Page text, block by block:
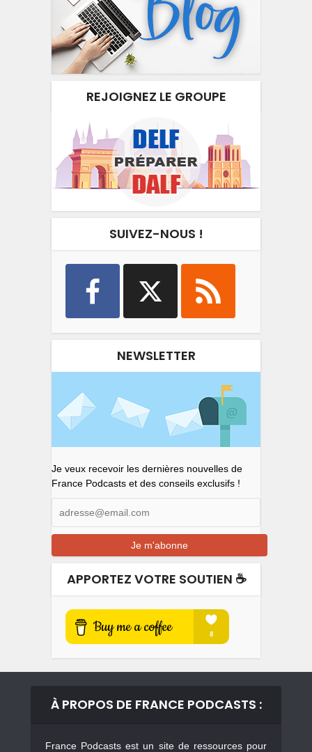
REJOIGNEZ LE GROUPE
SUIVEZ-NOUS !
NEWSLETTER
Je veux recevoir les dernières nouvelles de
France Podcasts et des conseils exclusifs !
APPORTEZ VOTRE SOUTIEN ☕️
À PROPOS DE FRANCE PODCASTS :
France Podcasts est un site de ressources pour